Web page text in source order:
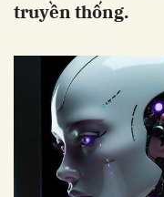
truyền thống.